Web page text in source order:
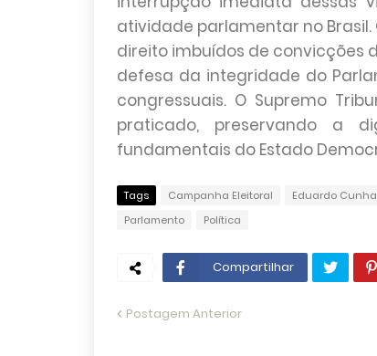
atividade parlamentar no
direito imbuídos de convicções
defesa da integridade do
congressuais. O Supremo
praticado, preservando a
fundamentais do Estado
Tags Campanha Eleitoral Eduardo Cunha
Parlamento
Política
Compartilhar
Postagem Anterior